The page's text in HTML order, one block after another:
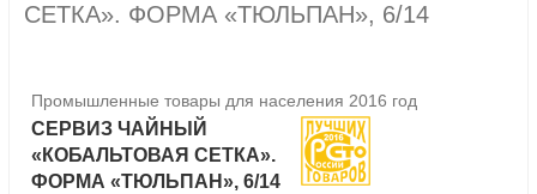
СЕТКА». ФОРМА «ТЮЛЬПАН», 6/14
Промышленные товары для населения 2016 год
СЕРВИЗ ЧАЙНЫЙ
«КОБАЛЬТОВАЯ СЕТКА».
ФОРМА «ТЮЛЬПАН», 6/14